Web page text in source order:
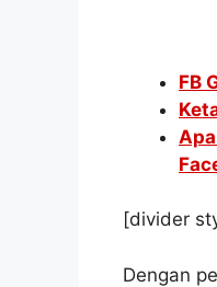
FB
[divider
Dengan